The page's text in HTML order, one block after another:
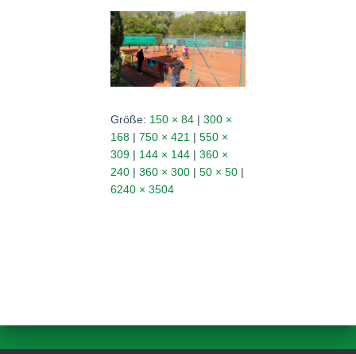
Größe: 150 × 84 | 300 ×
168 | 750 × 421 | 550 ×
309 | 144 × 144 | 360 ×
240 | 360 × 300 | 50 × 50 |
6240 × 3504